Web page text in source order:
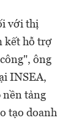
với thị
kết hỗ trợ
ông
INSEA,
nền tảng
tạo doanh